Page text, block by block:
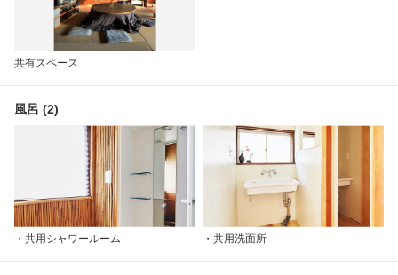
共有スペース
風呂 (2)
・共用シャワールーム ・共用洗面所